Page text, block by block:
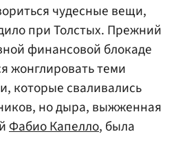
чудесные вещи,
при Толстых. Прежний
финансовой блокаде
жонглировать теми
которые сваливались
но дыра, выжженная
Фабио Капелло, была